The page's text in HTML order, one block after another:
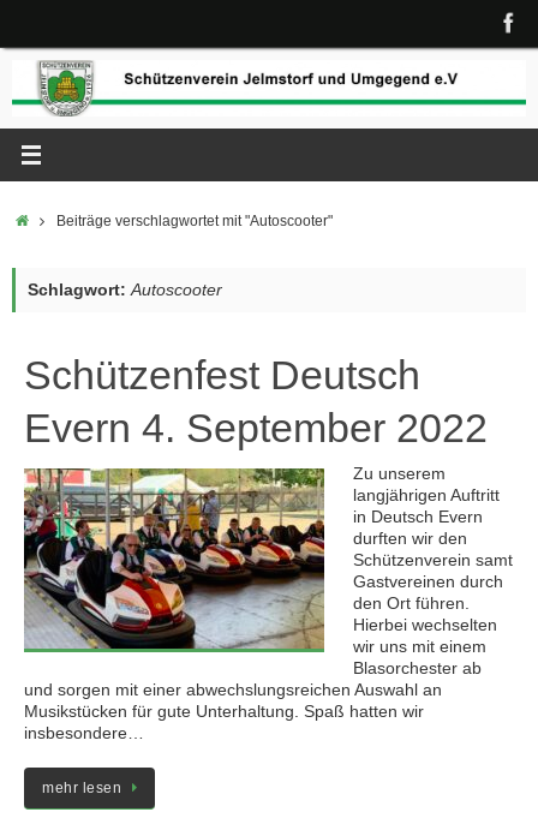
springen
StartBeiträge verschlagwortet mit "Autoscooter"
Schlagwort: Autoscooter
Schützenfest Deutsch
Evern 4. September 2022
Zu unserem
langjährigen Auftritt
in Deutsch Evern
durften wir den
Schützenverein samt
Gastvereinen durch
den Ort führen.
Hierbei wechselten
wir uns mit einem
Blasorchester ab
und sorgen mit einer abwechslungsreichen Auswahl an
Musikstücken für gute Unterhaltung. Spaß hatten wir
insbesondere…
mehr lesen